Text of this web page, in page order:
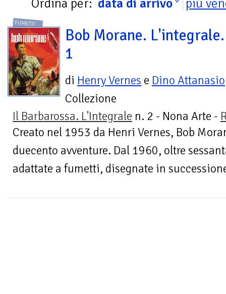
Ordina per: data di arrivo più
FUMETTI
Bob Morane.
1
di Henry Vernes e Dino Attanasio
Collezione
Il Barbarossa. L'Integrale n. 2 - Nona Arte -
Creato nel 1953 da Henri Vernes, Bob
duecento avventure. Dal 1960, oltre
adattate a fumetti, disegnate in